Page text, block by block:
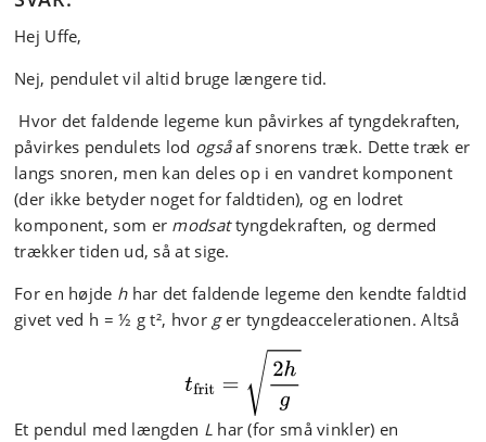
Hej Uffe,
Nej, pendulet vil altid bruge længere tid.
Hvor det faldende legeme kun påvirkes af tyngdekraften,
påvirkes pendulets lod ogsåaf snorens træk. Dette træk er
langs snoren, men kan deles op i en vandret komponent
(der ikke betyder noget for faldtiden), og en lodret
komponent, som er modsattyngdekraften, og dermed
trækker tiden ud, så at sige.
For en højde hhar det faldende legeme den kendte faldtid
givet ved h = ½ g t², hvor ger tyngdeaccelerationen. Altså
Et pendul med længden Lhar (for små vinkler) en